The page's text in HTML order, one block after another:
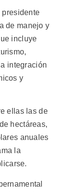
presidente
de manejo y
incluye
integración
y
ellas las de
hectáreas,
anuales
la